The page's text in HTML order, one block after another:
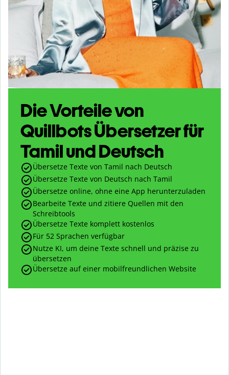
Die Vorteile von
Quillbots Übersetzer für
Tamil und Deutsch
Übersetze Texte von Tamil nach Deutsch
Übersetze Texte von Deutsch nach Tamil
Übersetze online, ohne eine App herunterzuladen
Bearbeite Texte und zitiere Quellen mit den
Schreibtools
Übersetze Texte komplett kostenlos
Für 52 Sprachen verfügbar
Nutze KI, um deine Texte schnell und präzise zu
übersetzen
Übersetze auf einer mobilfreundlichen Website